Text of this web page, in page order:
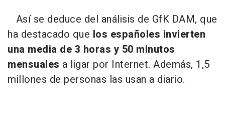
Así se deduce del análisis de GfK DAM, que
ha destacado que los españoles invierten
una media de 3 horas y 50 minutos
mensuales a ligar por Internet. Además, 1,5
millones de personas las usan a diario.